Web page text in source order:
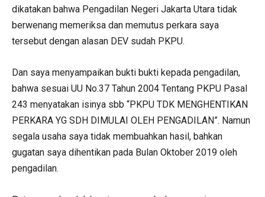
dikatakan bahwa Pengadilan Negeri Jakarta Utara tidak
berwenang memeriksa dan memutus perkara saya
tersebut dengan alasan DEV sudah PKPU.
Dan saya menyampaikan bukti bukti kepada pengadilan,
bahwa sesuai UU No.37 Tahun 2004 Tentang PKPU Pasal
243 menyatakan isinya sbb “PKPU TDK MENGHENTIKAN
PERKARA YG SDH DIMULAI OLEH PENGADILAN”. Namun
segala usaha saya tidak membuahkan hasil, bahkan
gugatan saya dihentikan pada Bulan Oktober 2019 oleh
pengadilan.